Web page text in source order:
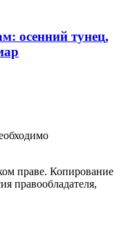
осенний тунец,
праве. Копирование
правообладателя,